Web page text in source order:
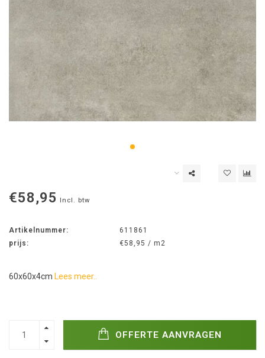
€58,95 Incl. btw
Artikelnummer:
611861
prijs:
€58,95 / m2
60x60x4cm Lees meer..
OFFERTE AANVRAGEN